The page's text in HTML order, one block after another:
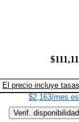
El precio incluye tasas
$2,163/mes
Verif. disponibilidad